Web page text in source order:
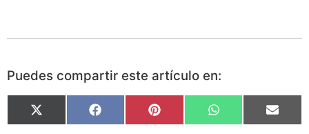
Puedes compartir este artículo en:
X
(Twitter)
Facebook Pinterest WhatsApp Email